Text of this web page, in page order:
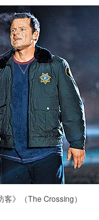
客》（The Crossing）